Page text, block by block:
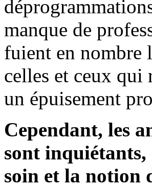
manque de
fuient en nombre
celles et ceux qui
un épuisement
Cependant, les
sont inquiétants,
soin et la notion